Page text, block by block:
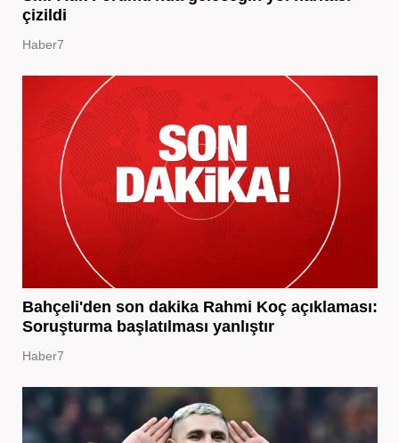
çizildi
Haber7
Bahçeli'den son dakika Rahmi Koç açıklaması:
Soruşturma başlatılması yanlıştır
Haber7